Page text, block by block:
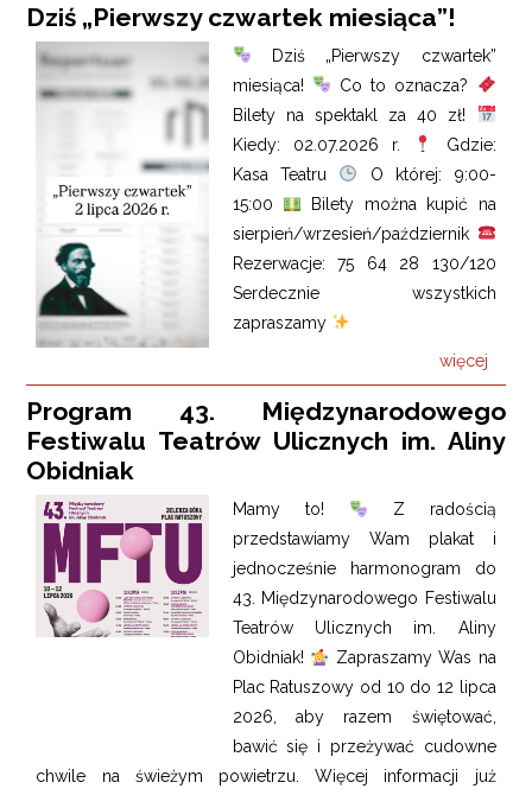
Dziś „Pierwszy czwartek miesiąca”!
Dziś „Pierwszy czwartek”
miesiąca!
Co to oznacza?
Bilety na spektakl za 40 zł!
Kiedy: 02.07.2026 r.
Gdzie:
Kasa Teatru
O której: 9:00-
15:00
Bilety można kupić na
sierpień/wrzesień/październik
Rezerwacje: 75 64 28 130/120
Serdecznie wszystkich
zapraszamy
więcej
Program 43. Międzynarodowego
Festiwalu Teatrów Ulicznych im. Aliny
Obidniak
Mamy to!
Z radością
przedstawiamy Wam plakat i
jednocześnie harmonogram do
43. Międzynarodowego Festiwalu
Teatrów Ulicznych im. Aliny
Obidniak!
Zapraszamy Was na
Plac Ratuszowy od 10 do 12 lipca
2026, aby razem świętować,
bawić się i przeżywać cudowne
chwile na świeżym powietrzu. Więcej informacji już